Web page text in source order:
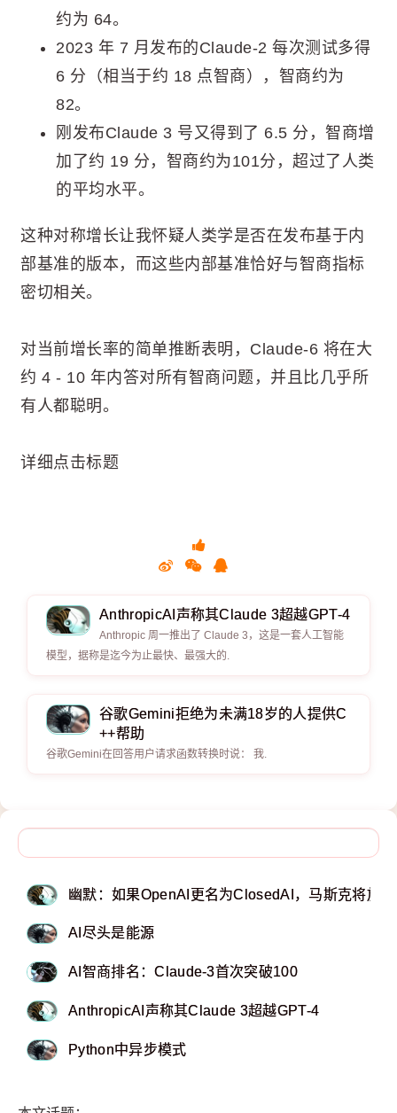
约为 64。
2023 年 7 月发布的Claude-2 每次测试多得
6 分（相当于约 18 点智商），智商约为
82。
刚发布Claude 3 号又得到了 6.5 分，智商增
加了约 19 分，智商约为101分，超过了人类
的平均水平。
这种对称增长让我怀疑人类学是否在发布基于内
部基准的版本，而这些内部基准恰好与智商指标
密切相关。
对当前增长率的简单推断表明，Claude-6 将在大
约 4 - 10 年内答对所有智商问题，并且比几乎所
有人都聪明。
详细点击标题
AnthropicAI声称其Claude 3超越GPT-4
Anthropic 周一推出了 Claude 3，这是一套人工智能
模型，据称是迄今为止最快、最强大的.
谷歌Gemini拒绝为未满18岁的人提供C
++帮助
谷歌Gemini在回答用户请求函数转换时说： 我.
幽默：如果OpenAI更名为ClosedAI，马斯克将放
AI尽头是能源
AI智商排名：Claude-3首次突破100
AnthropicAI声称其Claude 3超越GPT-4
Python中异步模式